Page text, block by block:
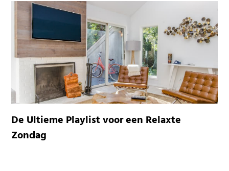
De Ultieme Playlist voor een Relaxte
Zondag